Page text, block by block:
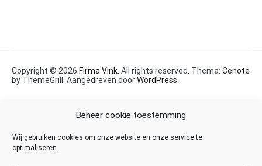
Beheer cookie toestemming
Wij gebruiken cookies om onze website en onze service te
optimaliseren.
Copyright © 2026 Firma Vink . All rights reserved. Thema: Cenote
by ThemeGrill. Aangedreven doorWordPress